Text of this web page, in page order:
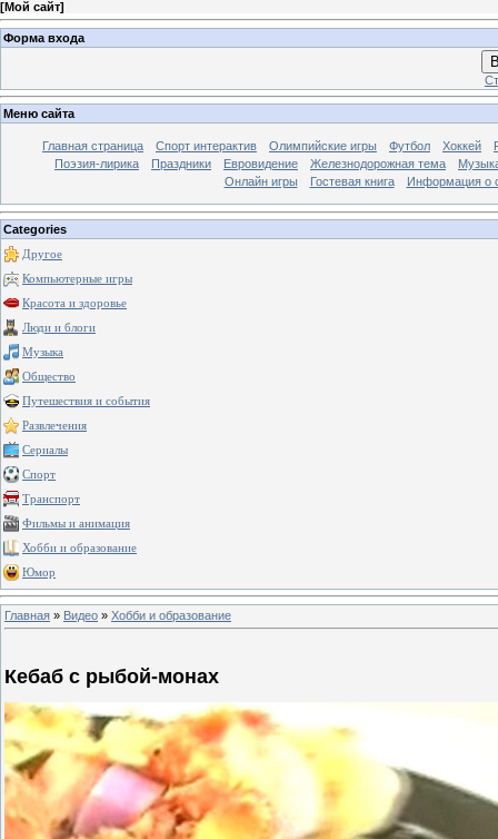
[Мой сайт]
Форма входа
Меню сайта
Главная страница Спорт интерактив Олимпийские игры Футбол Хоккей
Поэзия-лирика
Праздники Евровидение Железнодорожная тема
Онлайн игры
Гостевая книга Информация о
Categories
Другое
Компьютерные игры
Красота и здоровье
Люди и блоги
Музыка
Общество
Путешествия и события
Развлечения
Сериалы
Спорт
Транспорт
Фильмы и анимация
Хобби и образование
Юмор
Главная » Видео » Хобби и образование
Кебаб с рыбой-монах